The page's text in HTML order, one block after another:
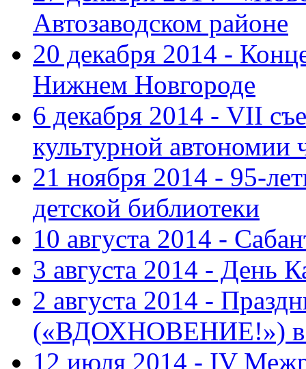
Автозаводском районе
20 декабря 2014 -
Нижнем Новгороде
6 декабря 2014 - VII
культурной автономии
21 ноября 2014 - 95-
детской библиотеки
10 августа 2014 -
3 августа 2014 - День
2 августа 2014 -
(«ВДОХНОВЕНИЕ!») в
12 июля 2014 - IV